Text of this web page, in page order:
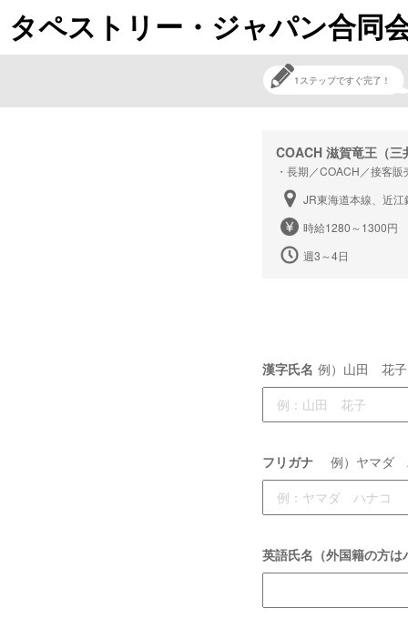
タペストリー・ジャパン合同
1ステップですぐ完了！
COACH 滋賀竜王（三
・長期／COACH／接客
JR東海道本線、近
時給1280～1300円
週3～4日
漢字氏名 例）山田 花子
フリガナ 例）ヤマダ
英語氏名（外国籍の方は